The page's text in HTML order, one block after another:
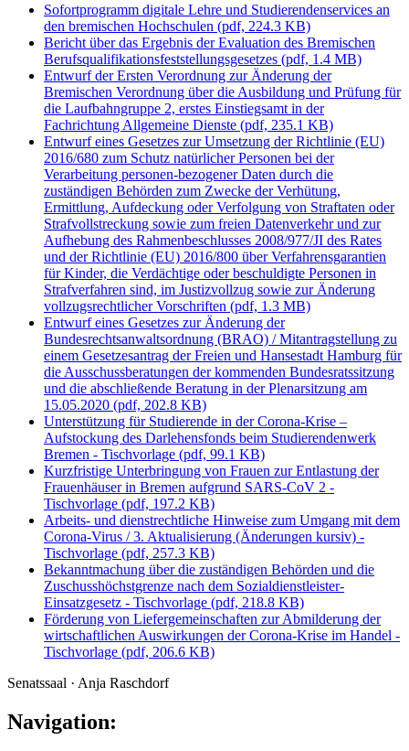
Sofortprogramm digitale Lehre und Studierendenservices an
den bremischen Hochschulen (pdf, 224.3 KB)
Bericht über das Ergebnis der Evaluation des Bremischen
Berufsqualifikationsfeststellungsgesetzes (pdf, 1.4 MB)
Entwurf der Ersten Verordnung zur Änderung der
Bremischen Verordnung über die Ausbildung und Prüfung für
die Laufbahngruppe 2, erstes Einstiegsamt in der
Fachrichtung Allgemeine Dienste (pdf, 235.1 KB)
Entwurf eines Gesetzes zur Umsetzung der Richtlinie (EU)
2016/680 zum Schutz natürlicher Personen bei der
Verarbeitung personen-bezogener Daten durch die
zuständigen Behörden zum Zwecke der Verhütung,
Ermittlung, Aufdeckung oder Verfolgung von Straftaten oder
Strafvollstreckung sowie zum freien Datenverkehr und zur
Aufhebung des Rahmenbeschlusses 2008/977/JI des Rates
und der Richtlinie (EU) 2016/800 über Verfahrensgarantien
für Kinder, die Verdächtige oder beschuldigte Personen in
Strafverfahren sind, im Justizvollzug sowie zur Änderung
vollzugsrechtlicher Vorschriften (pdf, 1.3 MB)
Entwurf eines Gesetzes zur Änderung der
Bundesrechtsanwaltsordnung (BRAO) / Mitantragstellung zu
einem Gesetzesantrag der Freien und Hansestadt Hamburg für
die Ausschussberatungen der kommenden Bundesratssitzung
und die abschließende Beratung in der Plenarsitzung am
15.05.2020 (pdf, 202.8 KB)
Unterstützung für Studierende in der Corona-Krise –
Aufstockung des Darlehensfonds beim Studierendenwerk
Bremen - Tischvorlage (pdf, 99.1 KB)
Kurzfristige Unterbringung von Frauen zur Entlastung der
Frauenhäuser in Bremen aufgrund SARS-CoV 2 -
Tischvorlage (pdf, 197.2 KB)
Arbeits- und dienstrechtliche Hinweise zum Umgang mit dem
Corona-Virus / 3. Aktualisierung (Änderungen kursiv) -
Tischvorlage (pdf, 257.3 KB)
Bekanntmachung über die zuständigen Behörden und die
Zuschusshöchstgrenze nach dem Sozialdienstleister-
Einsatzgesetz - Tischvorlage (pdf, 218.8 KB)
Förderung von Liefergemeinschaften zur Abmilderung der
wirtschaftlichen Auswirkungen der Corona-Krise im Handel -
Tischvorlage (pdf, 206.6 KB)
Senatssaal · Anja Raschdorf
Navigation: